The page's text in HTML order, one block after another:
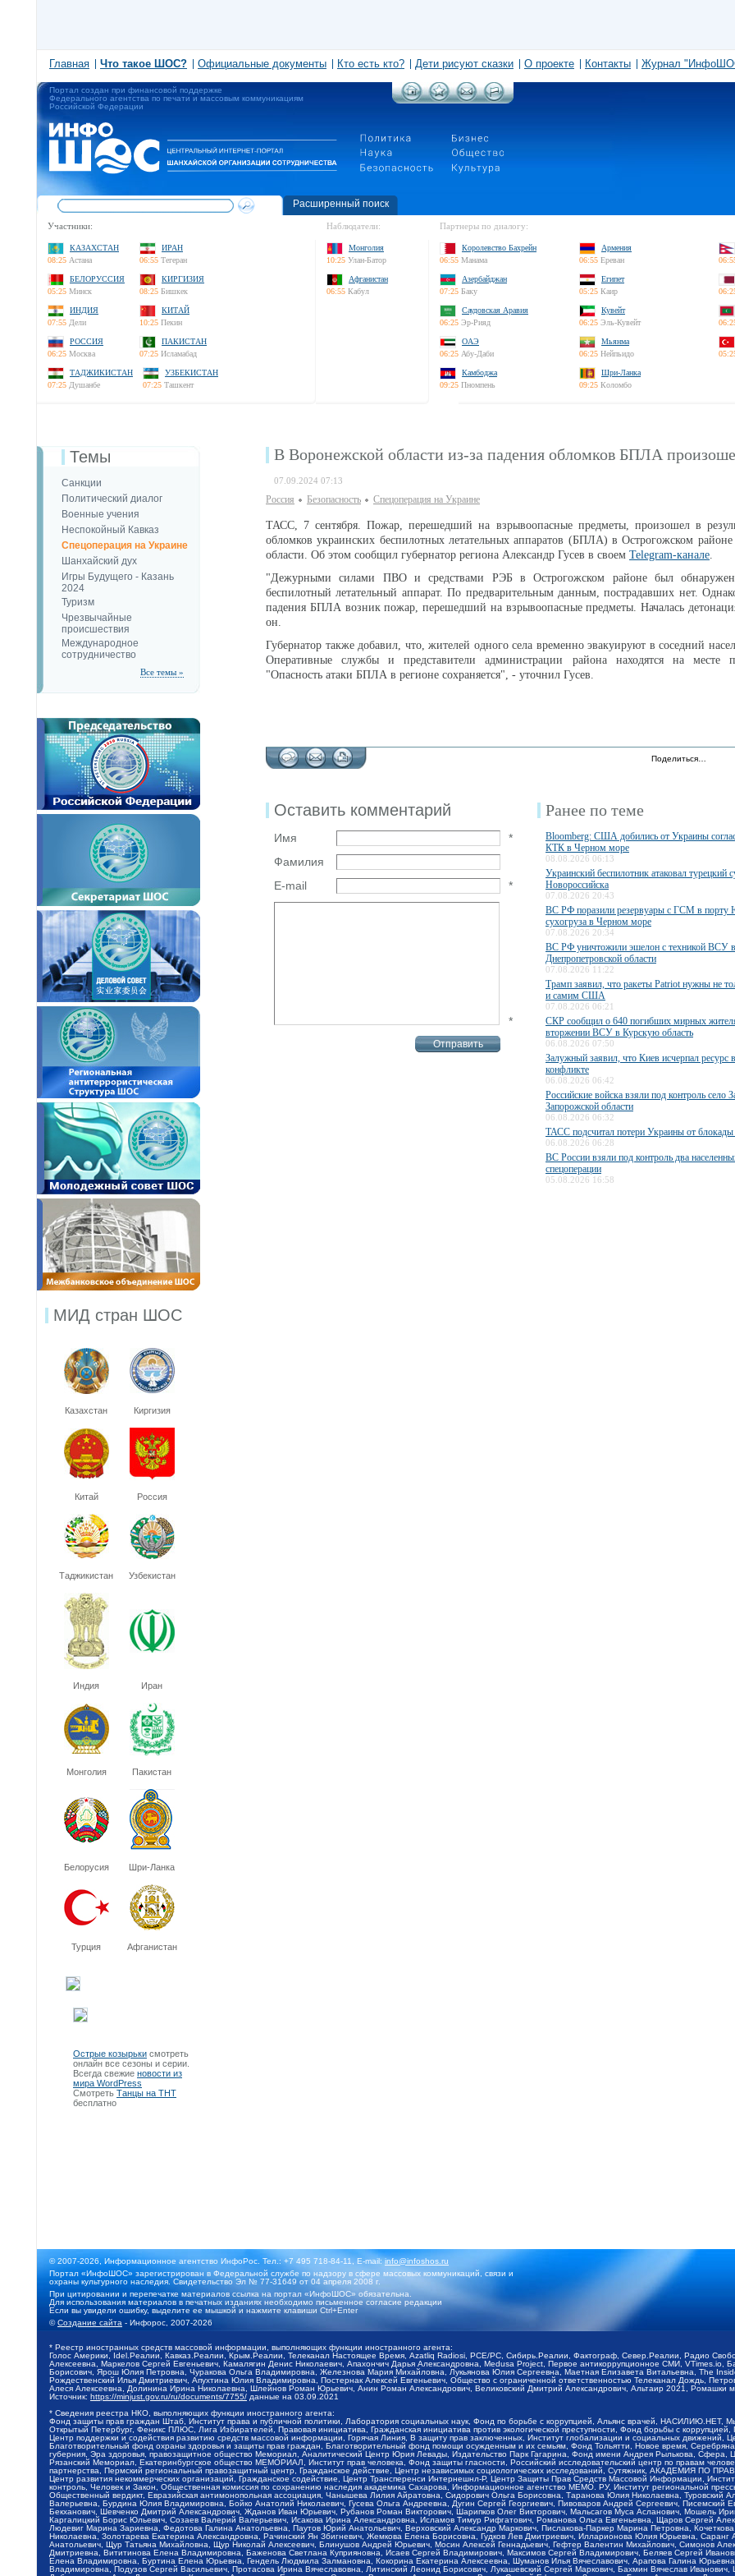
Главная Что такое ШОС? Официальные документы Кто есть кто? Дети рисуют сказки О проекте Контакты Журнал
Портал создан при финансовой поддержке
Федерального агентства по печати и массовым коммуникациям
Российской Федерации
Расширенный поиск
Участники:
КАЗАХСТАН
08:25 Астана
ИРАН
06:55 Тегеран
БЕЛОРУССИЯ
05:25 Минск
КИРГИЗИЯ
08:25 Бишкек
ИНДИЯ
07:55 Дели
КИТАЙ
10:25 Пекин
РОССИЯ
06:25 Москва
ПАКИСТАН
07:25 Исламабад
ТАДЖИКИСТАН
07:25 Душанбе
УЗБЕКИСТАН
07:25 Ташкент
Наблюдатели:
Монголия
10:25 Улан-Батор
Афганистан
06:55 Кабул
Партнеры по диалогу:
Королевство Бахрейн
06:55 Манама
Армения
06:55 Ереван
Азербайджан
07:25 Баку
Египет
05:25 Каир
Саудовская Аравия
06:25 Эр-Рияд
Кувейт
06:25 Эль-Кувейт
ОАЭ
06:25 Абу-Даби
Мьянма
06:25 Нейпьидо
Камбоджа
09:25 Пномпень
Шри-Ланка
09:25 Коломбо
Темы
Санкции
Политический диалог
Военные учения
Неспокойный Кавказ
Спецоперация на Украине
Шанхайский дух
Игры Будущего - Казань
2024
Туризм
Чрезвычайные
происшествия
Международное
сотрудничество
Все темы »
МИД стран ШОС
Казахстан Киргизия
Китай Россия
Таджикистан Узбекистан
Индия Иран
Монголия Пакистан
Белорусия Шри-Ланка
Турция Афганистан
Острые козырьки смотреть
онлайн все сезоны и серии.
Всегда свежие новости из
мира WordPress
Смотреть Танцы на ТНТ
бесплатно
В Воронежской области из-за падения обломков БПЛА
07.09.2024 07:13
Россия Безопаcность Спецоперация на Украине
ТАСС, 7 сентября. Пожар, перешедший на взрывоопасные предметы, произошел в
обломков украинских беспилотных летательных аппаратов (БПЛА) в Острогожском
области. Об этом сообщил губернатор региона Александр Гусев в своем Telegram-канале.
"Дежурными силами ПВО и средствами РЭБ в Острогожском районе был
беспилотный летательный аппарат. По предварительным данным, пострадавших нет.
падения БПЛА возник пожар, перешедший на взрывоопасные предметы. Началась
он.
Губернатор также добавил, что, жителей одного села временно эвакуируют в соседний
Оперативные службы и представители администрации района находятся на месте
"Опасность атаки БПЛА в регионе сохраняется", - уточнил Гусев.
Поделиться…
Оставить комментарий
Имя
*
Фамилия
E-mail
*
*
Ранее по теме
Bloomberg: США добились от Украины
КТК в Черном море
08.08.2026 06:13
Украинский беспилотник атаковал турецкий
Новороссийска
07.08.2026 20:43
ВС РФ поразили резервуары с ГСМ в
сухогруза в Черном море
07.08.2026 20:34
ВС РФ уничтожили эшелон с техникой ВСУ в
Днепропетровской области
07.08.2026 11:22
Трамп заявил, что ракеты Patriot нужны не
и самим США
07.08.2026 06:21
СКР сообщил о 640 погибших мирных
вторжении ВСУ в Курскую область
06.08.2026 07:50
Залужный заявил, что Киев исчерпал ресурс
конфликте
06.08.2026 06:42
Российские войска взяли под контроль село
Запорожской области
06.08.2026 06:32
ТАСС подсчитал потери Украины от блокады
06.08.2026 06:28
ВС России взяли под контроль два
спецоперации
05.08.2026 16:58
© 2007-2026, Информационное агентство ИнфоРос. Тел.: +7 495 718-84-11, E-mail:info@infoshos.ru
Портал «ИнфоШОС» зарегистрирован в Федеральной службе по надзору в сфере массовых коммуникаций, связи и
охраны культурного наследия. Свидетельство Эл № 77-31649 от 04 апреля 2008 г.
При цитировании и перепечатке материалов ссылка на портал «ИнфоШОС» обязательна.
Для использования материалов в печатных изданиях необходимо письменное согласие редакции
Если вы увидели ошибку, выделите ее мышкой и нажмите клавиши Ctrl+Enter
©Создание сайта - Инфорос, 2007-2026
* Реестр иностранных средств массовой информации, выполняющих функции иностранного агента:
Голос Америки, Idel.Реалии, Кавказ.Реалии, Крым.Реалии, Телеканал Настоящее Время, Azatliq Radiosi, PCE/PC, Сибирь.Реалии, Фактограф, Север.Реалии, Радио
Алексеевна, Маркелов Сергей Евгеньевич, Камалягин Денис Николаевич, Апахончич Дарья Александровна, Medusa Project, Первое антикоррупционное СМИ,
Борисович, Ярош Юлия Петровна, Чуракова Ольга Владимировна, Железнова Мария Михайловна, Лукьянова Юлия Сергеевна, Маетная Елизавета Витальевна, The
Рождественский Илья Дмитриевич, Апухтина Юлия Владимировна, Постернак Алексей Евгеньевич, Общество с ограниченной ответственностью Телеканал Дождь,
Алеся Алексеевна, Долинина Ирина Николаевна, Шлейнов Роман Юрьевич, Анин Роман Александрович, Великовский Дмитрий Александрович, Альтаир 2021, Ромашки
Источник: https://minjust.gov.ru/ru/documents/7755/ данные на 03.09.2021
* Сведения реестра НКО, выполняющих функции иностранного агента:
Фонд защиты прав граждан Штаб, Институт права и публичной политики, Лаборатория социальных наук, Фонд по борьбе с коррупцией, Альянс врачей,
Открытый Петербург, Феникс ПЛЮС, Лига Избирателей, Правовая инициатива, Гражданская инициатива против экологической преступности, Фонд борьбы с
Центр поддержки и содействия развитию средств массовой информации, Горячая Линия, В защиту прав заключенных, Институт глобализации и социальных
Благотворительный фонд охраны здоровья и защиты прав граждан, Благотворительный фонд помощи осужденным и их семьям, Фонд Тольятти, Новое время,
губерния, Эра здоровья, правозащитное общество Мемориал, Аналитический Центр Юрия Левады, Издательство Парк Гагарина, Фонд имени Андрея Рылькова,
Рязанский Мемориал, Екатеринбургское общество МЕМОРИАЛ, Институт прав человека, Фонд защиты гласности, Российский исследовательский центр по правам
партнерства, Пермский региональный правозащитный центр, Гражданское действие, Центр независимых социологических исследований, Сутяжник, АКАДЕМИЯ ПО
Центр развития некоммерческих организаций, Гражданское содействие, Центр Трансперенси Интернешнл-Р, Центр Защиты Прав Средств Массовой Информации,
контроль, Человек и Закон, Общественная комиссия по сохранению наследия академика Сахарова, Информационное агентство МЕМО. РУ, Институт региональной
Общественный вердикт, Евразийская антимонопольная ассоциация, Чанышева Лилия Айратовна, Сидорович Ольга Борисовна, Таранова Юлия Николаевна, Туровский
Валерьевна, Бурдина Юлия Владимировна, Бойко Анатолий Николаевич, Гусева Ольга Андреевна, Дугин Сергей Георгиевич, Пивоваров Андрей Сергеевич, Писемский
Бекханович, Шевченко Дмитрий Александрович, Жданов Иван Юрьевич, Рубанов Роман Викторович, Шарипков Олег Викторович, Мальсагов Муса Асланович, Мошель
Каргалицкий Борис Юльевич, Созаев Валерий Валерьевич, Исакова Ирина Александровна, Исламов Тимур Рифгатович, Романова Ольга Евгеньевна, Щаров Сергей
Людевиг Марина Зариевна, Федотова Галина Анатольевна, Паутов Юрий Анатольевич, Верховский Александр Маркович, Пислакова-Паркер Марина Петровна,
Николаевна, Золотарева Екатерина Александровна, Рачинский Ян Збигневич, Жемкова Елена Борисовна, Гудков Лев Дмитриевич, Илларионова Юлия Юрьевна,
Анатольевич, Щур Татьяна Михайловна, Щур Николай Алексеевич, Блинушов Андрей Юрьевич, Мосин Алексей Геннадьевич, Гефтер Валентин Михайлович, Симонов
Дмитриевна, Вититинова Елена Владимировна, Баженова Светлана Куприяновна, Исаев Сергей Владимирович, Максимов Сергей Владимирович, Беляев Сергей
Елена Владимировна, Буртина Елена Юрьевна, Гендель Людмила Залмановна, Кокорина Екатерина Алексеевна, Шуманов Илья Вячеславович, Арапова Галина
Владимировна, Подузов Сергей Васильевич, Протасова Ирина Вячеславовна, Литинский Леонид Борисович, Лукашевский Сергей Маркович, Бахмин Вячеслав